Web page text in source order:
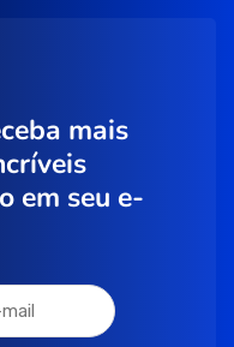
mais
em seu e-